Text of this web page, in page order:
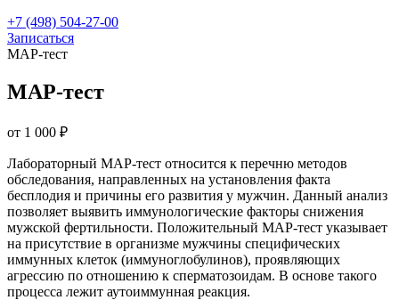
+7 (498) 504-27-00
Записаться
МАР-тест
МАР-тест
от 1 000 ₽
Лабораторный МАР-тест относится к перечню методов
обследования, направленных на установления факта
бесплодия и причины его развития у мужчин. Данный анализ
позволяет выявить иммунологические факторы снижения
мужской фертильности. Положительный МАР-тест указывает
на присутствие в организме мужчины специфических
иммунных клеток (иммуноглобулинов), проявляющих
агрессию по отношению к сперматозоидам. В основе такого
процесса лежит аутоиммунная реакция.